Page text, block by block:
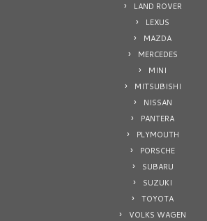
LAND ROVER
LEXUS
MAZDA
MERCEDES
MINI
MITSUBISHI
NISSAN
PANTERA
PLYMOUTH
PORSCHE
SUBARU
SUZUKI
TOYOTA
VOLKS WAGEN